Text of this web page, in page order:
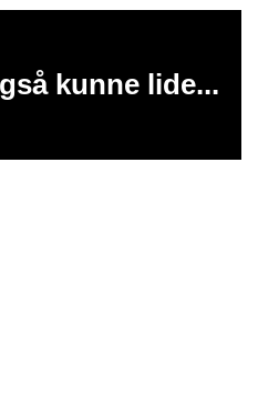
kunne lide...